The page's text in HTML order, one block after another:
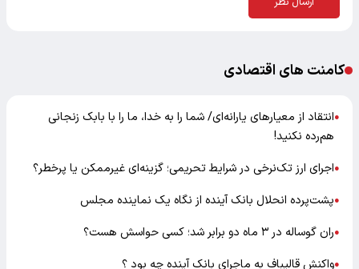
کامنت های اقتصادی
●انتقاد از معیارهای یارانه‌ای/ شما را به خدا، ما را با بابک زنجانی
هم‌رده نکنید!
●اجرای ارز تک‌نرخی در شرایط تحریمی؛ گزینه‌ای غیرممکن یا پرخطر؟
●پشت‌پرده انحلال بانک آینده از نگاه یک نماینده مجلس
●ران گوساله در ۳ ماه دو برابر شد؛ کسی حواسش هست؟
●واکنش قالیباف به ماجرای بانک آینده چه بود ؟